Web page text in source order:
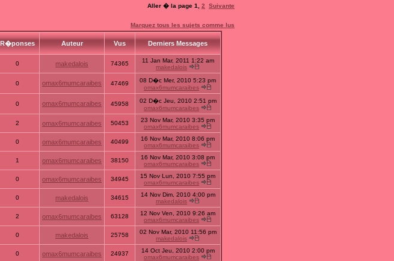
Aller � la page 1 2 Suivante
Marquez tous les sujets comme lus
R�ponses Auteur Vus Derniers Messages
0 makedalois 74365
11 Jan Mar, 2011 1:22 am
makedalois
0 omax6mumcaraibes 47469
08 D�c Mer, 2010 5:23 pm
omax6mumcaraibes
0 omax6mumcaraibes 45958
02 D�c Jeu, 2010 2:51 pm
omax6mumcaraibes
2 omax6mumcaraibes 50453
23 Nov Mar, 2010 3:35 pm
omax6mumcaraibes
0 omax6mumcaraibes 40499
16 Nov Mar, 2010 8:06 pm
omax6mumcaraibes
1 omax6mumcaraibes 38150
16 Nov Mar, 2010 3:08 pm
omax6mumcaraibes
0 omax6mumcaraibes 34945
15 Nov Lun, 2010 7:55 pm
omax6mumcaraibes
0 makedalois 34615
14 Nov Dim, 2010 4:00 pm
makedalois
2 omax6mumcaraibes 63128
12 Nov Ven, 2010 9:26 am
omax6mumcaraibes
0 makedalois 25758
02 Nov Mar, 2010 11:56 pm
makedalois
0 omax6mumcaraibes 24937
14 Oct Jeu, 2010 2:00 pm
omax6mumcaraibes